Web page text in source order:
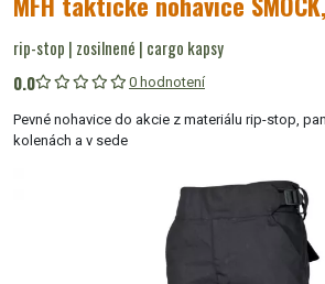
rip-stop | zosilnené | cargo kapsy
0.0
0 hodnotení
Pevné nohavice do akcie z materiálu rip-stop,
kolenách a v sede